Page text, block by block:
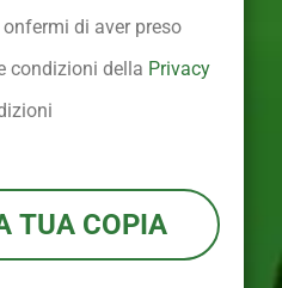
di aver preso
condizioni della Privacy
TUA COPIA